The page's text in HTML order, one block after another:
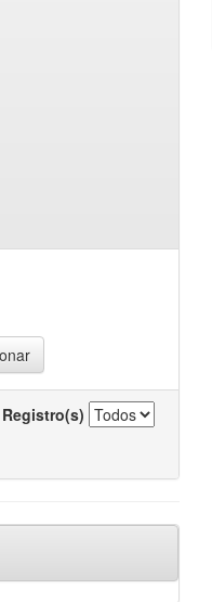
Registro(s)